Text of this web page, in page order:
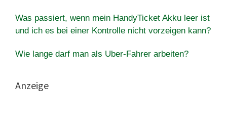
Was passiert, wenn mein HandyTicket Akku leer ist
und ich es bei einer Kontrolle nicht vorzeigen kann?
Wie lange darf man als Uber-Fahrer arbeiten?
Anzeige